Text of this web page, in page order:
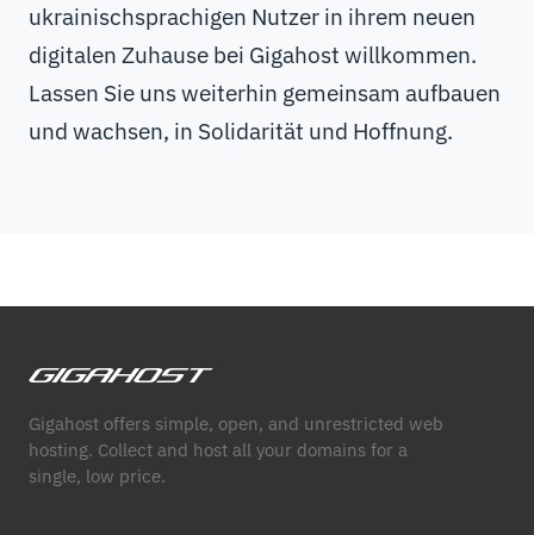
ukrainischsprachigen Nutzer in ihrem neuen
digitalen Zuhause bei Gigahost willkommen.
Lassen Sie uns weiterhin gemeinsam aufbauen
und wachsen, in Solidarität und Hoffnung.
Gigahost offers simple, open, and unrestricted web
hosting. Collect and host all your domains for a
single, low price.